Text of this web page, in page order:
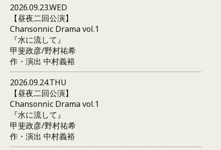
2026.09.23.WED
【昼夜二回公演】
Chansonnic Drama vol.1
『水に流して』
甲斐政彦/野村祐希
作・演出 中村義裕
2026.09.24.THU
【昼夜二回公演】
Chansonnic Drama vol.1
『水に流して』
甲斐政彦/野村祐希
作・演出 中村義裕